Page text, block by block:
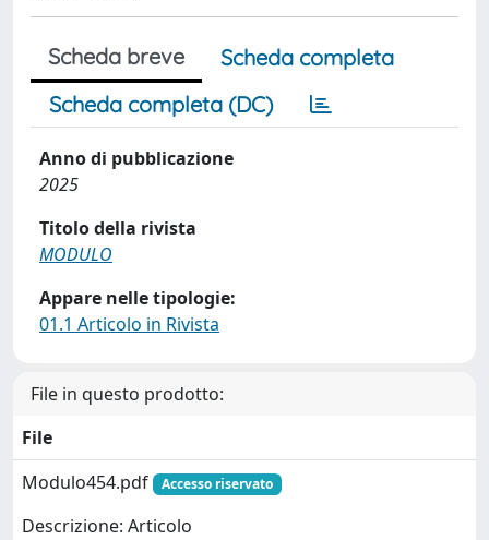
Scheda breve
Scheda completa
Scheda completa (DC)
Anno di pubblicazione
2025
Titolo della rivista
MODULO
Appare nelle tipologie:
01.1 Articolo in Rivista
File in questo prodotto:
File
Modulo454.pdf
Accesso riservato
Descrizione: Articolo